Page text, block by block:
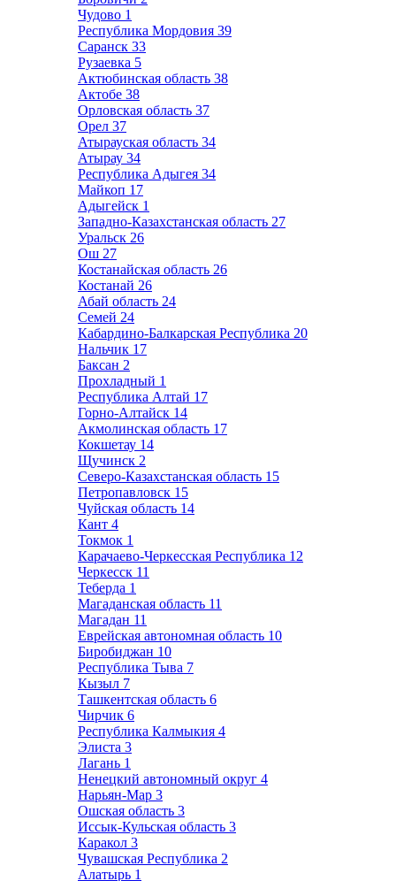
Чудово 1
Республика Мордовия 39
Саранск 33
Рузаевка 5
Актюбинская область 38
Актобе 38
Орловская область 37
Орел 37
Атырауская область 34
Атырау 34
Республика Адыгея 34
Майкоп 17
Адыгейск 1
Западно-Казахстанская область 27
Уральск 26
Ош 27
Костанайская область 26
Костанай 26
Абай область 24
Семей 24
Кабардино-Балкарская Республика 20
Нальчик 17
Баксан 2
Прохладный 1
Республика Алтай 17
Горно-Алтайск 14
Акмолинская область 17
Кокшетау 14
Щучинск 2
Северо-Казахстанская область 15
Петропавловск 15
Чуйская область 14
Кант 4
Токмок 1
Карачаево-Черкесская Республика 12
Черкесск 11
Теберда 1
Магаданская область 11
Магадан 11
Еврейская автономная область 10
Биробиджан 10
Республика Тыва 7
Кызыл 7
Ташкентская область 6
Чирчик 6
Республика Калмыкия 4
Элиста 3
Лагань 1
Ненецкий автономный округ 4
Нарьян-Мар 3
Ошская область 3
Иссык-Кульская область 3
Каракол 3
Чувашская Республика 2
Алатырь 1